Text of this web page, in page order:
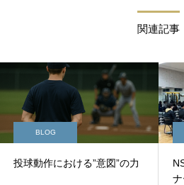
関連記事
BLOG
投球動作における”意図”の力